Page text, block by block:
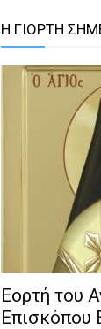
Η ΓΙΟΡΤΗ
Εορτή του
Επισκόπου